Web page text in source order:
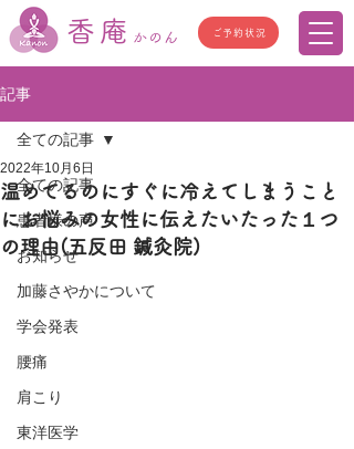
香庵 かのん ご予約状況
記事
全ての記事
患者様の声
お知らせ
加藤さやかについて
学会発表
腰痛
肩こり
東洋医学
全ての記事
温めてるのにすぐに冷えてしまうこと
にお悩みの女性に伝えたいたった１つ
の理由(五反田 鍼灸院)
2022年10月6日